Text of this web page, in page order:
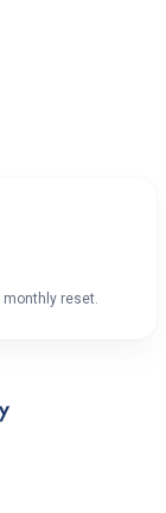
monthly reset.